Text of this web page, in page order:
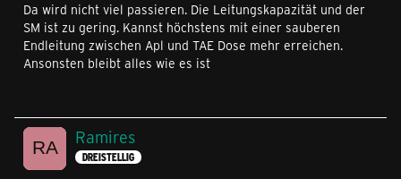
Da wird nicht viel passieren. Die Leitungskapazität und der
SM ist zu gering. Kannst höchstens mit einer sauberen
Endleitung zwischen Apl und TAE Dose mehr erreichen.
Ansonsten bleibt alles wie es ist
Ramires
DREISTELLIG